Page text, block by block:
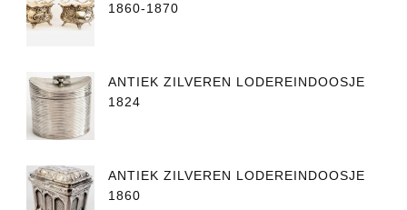
1860-1870
ANTIEK ZILVEREN LODEREINDOOSJE
1824
ANTIEK ZILVEREN LODEREINDOOSJE
1860